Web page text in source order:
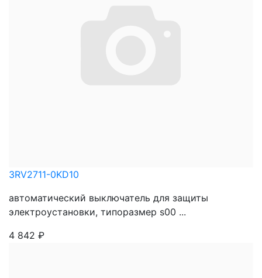
3RV2711-0KD10
автоматический выключатель для защиты
электроустановки, типоразмер s00 ...
4 842 ₽